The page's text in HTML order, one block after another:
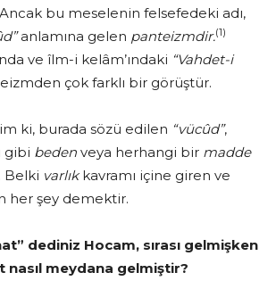
bu meselenin felsefedeki adı,
anlamına gelen panteizmdir.(1)
ve îlm-i kelâm’ındaki “Vahdet-i
çok farklı bir görüştür.
ki, burada sözü edilen “vücûd”,
gibi beden veya herhangi bir madde
Belki varlıkkavra­mı içine giren ve
her şey demektir.
dediniz Hocam, sırası gelmişken
nasıl meydana gelmiştir?